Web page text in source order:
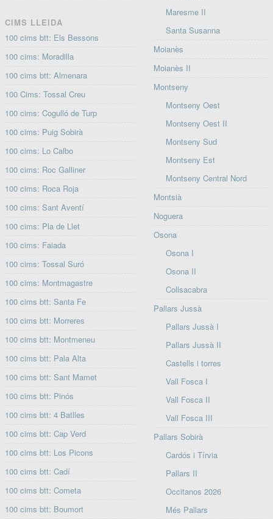
CIMS LLEIDA
100 cims btt: Els Bessons
100 cims: Moradilla
100 cims btt: Almenara
100 Cims: Tossal Creu
100 cims: Cogulló de Turp
100 cims: Puig Sobirà
100 cims: Lo Calbo
100 cims: Roc Galliner
100 cims: Roca Roja
100 cims: Sant Aventí
100 cims: Pla de Llet
100 cims: Faiada
100 cims: Tossal Suró
100 cims: Montmagastre
100 cims btt: Santa Fe
100 cims btt: Morreres
100 cims btt: Montmeneu
100 cims btt: Pala Alta
100 cims btt: Sant Mamet
100 cims btt: Pinós
100 cims btt: 4 Batlles
100 cims btt: Cap Verd
100 cims btt: Los Picons
100 cims btt: Cadí
100 cims btt: Cometa
100 cims btt: Boumort
Maresme II
Santa Susanna
Moianès
Moianès II
Montseny
Montseny Oest
Montseny Oest II
Montseny Sud
Montseny Est
Montseny Central Nord
Montsià
Noguera
Osona
Osona I
Osona II
Collsacabra
Pallars Jussà
Pallars Jussà I
Pallars Jussà II
Castells i torres
Vall Fosca I
Vall Fosca II
Vall Fosca III
Pallars Sobirà
Cardós i Tírvia
Pallars II
Occitanos 2026
Més Pallars